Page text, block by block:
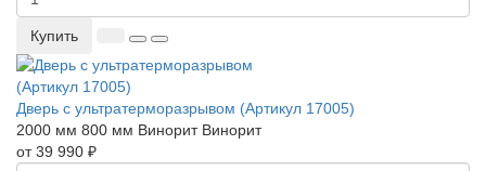
Купить
Дверь с ультратерморазрывом (Артикул 17005)
2000 мм 800 мм Винорит Винорит
от 39 990 ₽